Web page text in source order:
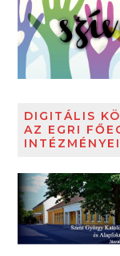
DIGITÁLIS
AZ EGRI